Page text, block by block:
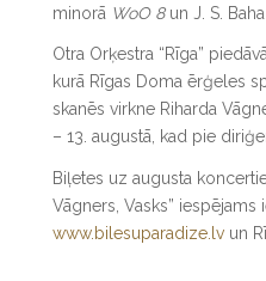
minorā WoO 8un J. S.
Otra Orķestra “Rīga”
kurā Rīgas Doma ērģeles
skanēs virkne Riharda
– 13. augustā, kad pie
Biļetes uz augusta
Vāgners, Vasks” iespējams
www.bilesuparadize.lvun